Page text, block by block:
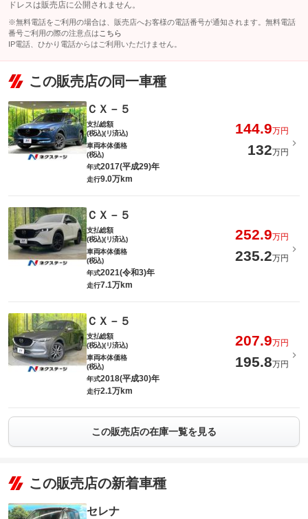
ドレスは販売店に公開されません。
※無料電話をご利用の場合は、販売店へお客様の電話番号が通知されます。無料電話
番号ご利用の際の注意点は こちら
IP電話、ひかり電話からはご利用いただけません。
この販売店の同一車種
ＣＸ－５
支払総額
(税込)(リ済込)
144.9万円
車両本体価格
(税込)
132万円
年式2017(平成29)年
走行9.0万km
ＣＸ－５
支払総額
(税込)(リ済込)
252.9万円
車両本体価格
(税込)
235.2万円
年式2021(令和3)年
走行7.1万km
ＣＸ－５
支払総額
(税込)(リ済込)
207.9万円
車両本体価格
(税込)
195.8万円
年式2018(平成30)年
走行2.1万km
この販売店の在庫一覧を見る
この販売店の新着車種
セレナ